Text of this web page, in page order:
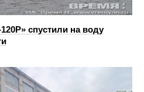
спустили на воду